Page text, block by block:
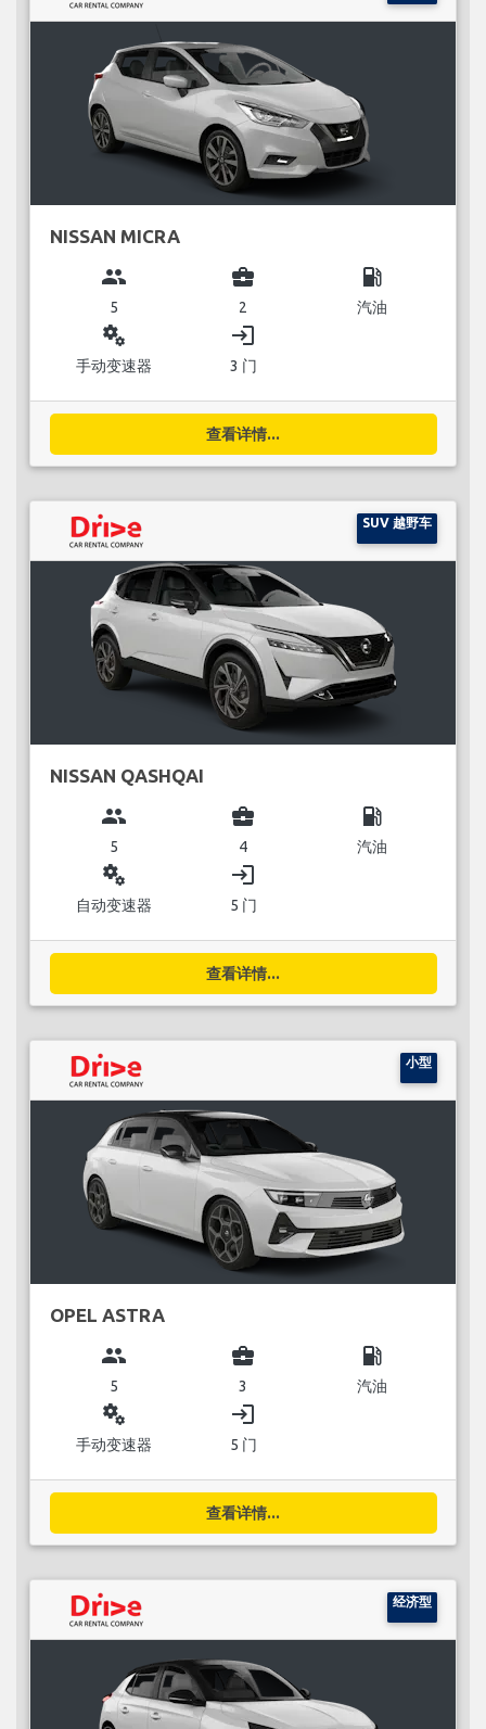
NISSAN MICRA
group
5
business_center
2
local_gas_station
汽油
miscellaneous_services
手动变速器
login
3 门
查看详情...
SUV 越野车
NISSAN QASHQAI
group
5
business_center
4
local_gas_station
汽油
miscellaneous_services
自动变速器
login
5 门
查看详情...
小型
OPEL ASTRA
group
5
business_center
3
local_gas_station
汽油
miscellaneous_services
手动变速器
login
5 门
查看详情...
经济型